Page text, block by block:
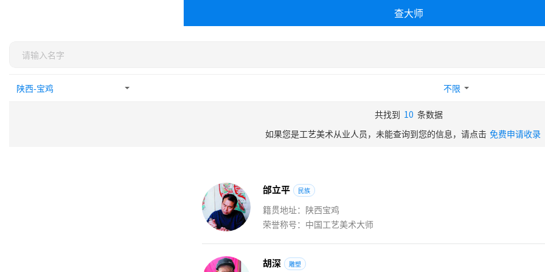
查大师
不限
共找到 10 条数据
如果您是工艺美术从业人员，未能查询到您的信息，请点击 免费申请收录
邰立平 民族
籍贯地址：陕西宝鸡
荣誉称号：中国工艺美术大师
胡深 雕塑